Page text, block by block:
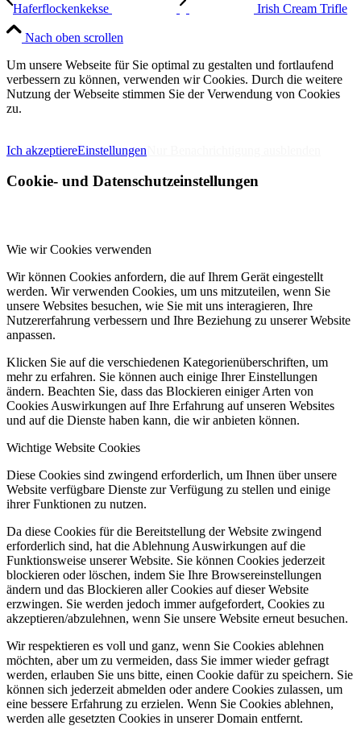
Haferflockenkekse Irish Cream Trifle
Nach oben scrollen
Um unsere Webseite für Sie optimal zu gestalten und fortlaufend
verbessern zu können, verwenden wir Cookies. Durch die weitere
Nutzung der Webseite stimmen Sie der Verwendung von Cookies
zu.
Ich akzeptiereEinstellungen
Cookie- und Datenschutzeinstellungen
Wie wir Cookies verwenden
Wir können Cookies anfordern, die auf Ihrem Gerät eingestellt
werden. Wir verwenden Cookies, um uns mitzuteilen, wenn Sie
unsere Websites besuchen, wie Sie mit uns interagieren, Ihre
Nutzererfahrung verbessern und Ihre Beziehung zu unserer Website
anpassen.
Klicken Sie auf die verschiedenen Kategorienüberschriften, um
mehr zu erfahren. Sie können auch einige Ihrer Einstellungen
ändern. Beachten Sie, dass das Blockieren einiger Arten von
Cookies Auswirkungen auf Ihre Erfahrung auf unseren Websites
und auf die Dienste haben kann, die wir anbieten können.
Wichtige Website Cookies
Diese Cookies sind zwingend erforderlich, um Ihnen über unsere
Website verfügbare Dienste zur Verfügung zu stellen und einige
ihrer Funktionen zu nutzen.
Da diese Cookies für die Bereitstellung der Website zwingend
erforderlich sind, hat die Ablehnung Auswirkungen auf die
Funktionsweise unserer Website. Sie können Cookies jederzeit
blockieren oder löschen, indem Sie Ihre Browsereinstellungen
ändern und das Blockieren aller Cookies auf dieser Website
erzwingen. Sie werden jedoch immer aufgefordert, Cookies zu
akzeptieren/abzulehnen, wenn Sie unsere Website erneut besuchen.
Wir respektieren es voll und ganz, wenn Sie Cookies ablehnen
möchten, aber um zu vermeiden, dass Sie immer wieder gefragt
werden, erlauben Sie uns bitte, einen Cookie dafür zu speichern. Sie
können sich jederzeit abmelden oder andere Cookies zulassen, um
eine bessere Erfahrung zu erzielen. Wenn Sie Cookies ablehnen,
werden alle gesetzten Cookies in unserer Domain entfernt.